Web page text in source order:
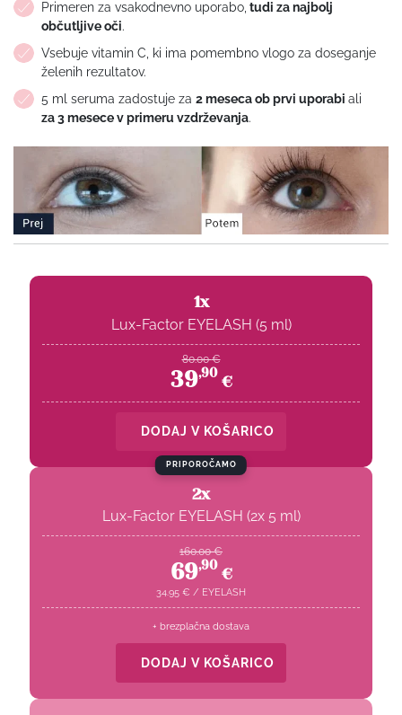
Primeren za vsakodnevno uporabo, tudi za najbolj
občutljive oči.
Vsebuje vitamin C, ki ima pomembno vlogo za doseganje
želenih rezultatov.
5 ml seruma zadostuje za 2 meseca ob prvi uporabi ali
za 3 mesece v primeru vzdrževanja.
1x
Lux-Factor EYELASH (5 ml)
80.00 €
39,90 €
DODAJ V KOŠARICO
PRIPOROČAMO
2x
Lux-Factor EYELASH (2x 5 ml)
160.00 €
69,90 €
34.95 € / EYELASH
+ brezplačna dostava
DODAJ V KOŠARICO